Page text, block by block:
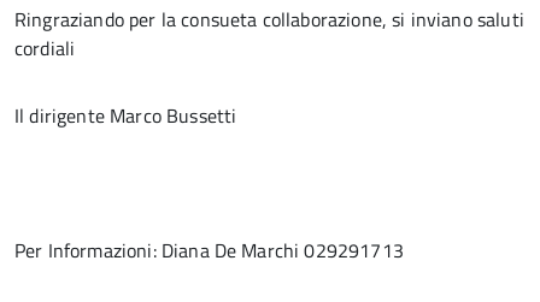
Ringraziando per la consueta collaborazione, si inviano saluti
cordiali
Il dirigente Marco Bussetti
Per Informazioni: Diana De Marchi 029291713